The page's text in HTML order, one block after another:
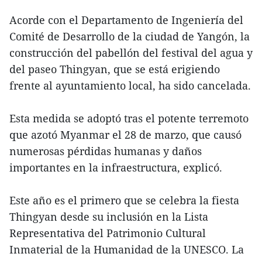
Acorde con el Departamento de Ingeniería del
Comité de Desarrollo de la ciudad de Yangón, la
construcción del pabellón del festival del agua y
del paseo Thingyan, que se está erigiendo
frente al ayuntamiento local, ha sido cancelada.
Esta medida se adoptó tras el potente terremoto
que azotó Myanmar el 28 de marzo, que causó
numerosas pérdidas humanas y daños
importantes en la infraestructura, explicó.
Este año es el primero que se celebra la fiesta
Thingyan desde su inclusión en la Lista
Representativa del Patrimonio Cultural
Inmaterial de la Humanidad de la UNESCO. La